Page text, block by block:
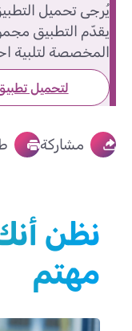
يُرجى تحميل
يقدّم التطبيق
المخصصة لتلبية
لتحميل
مشاركة
نظن
مهتم